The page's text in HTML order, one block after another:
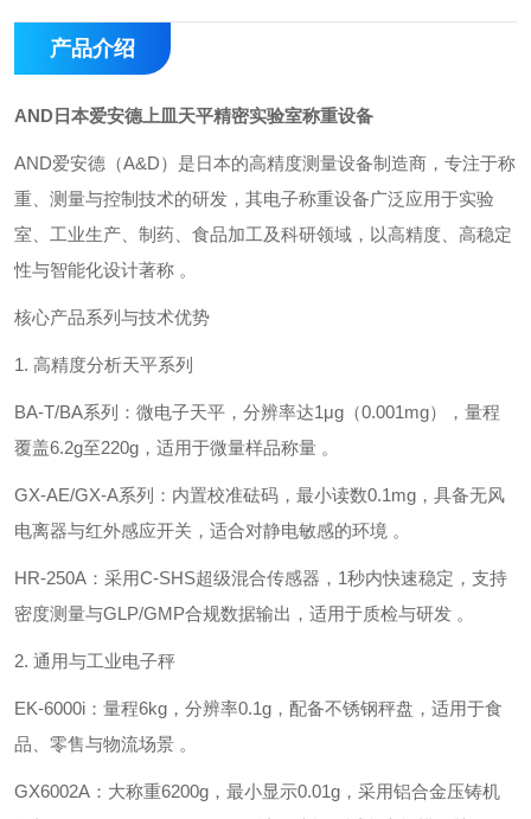
产品介绍
AND日本爱安德上皿天平精密实验室称重设备
AND爱安德‌（A&D）是日本的高精度测量设备制造商，专注于称
重、测量与控制技术的研发，其电子称重设备广泛应用于‌实验
室、工业生产、制药、食品加工及科研领域‌，以高精度、高稳定
性与智能化设计著称 。
核心产品系列与技术优势
1. ‌高精度分析天平系列‌
‌BA-T/BA系列‌：微电子天平，分辨率达‌1μg（0.001mg）‌，量程
覆盖6.2g至220g，适用于微量样品称量 。
‌GX-AE/GX-A系列‌：内置校准砝码，最小读数‌0.1mg‌，具备无风
电离器与红外感应开关，适合对静电敏感的环境 。
‌HR-250A‌：采用‌C-SHS超级混合传感器‌，1秒内快速稳定，支持
密度测量与GLP/GMP合规数据输出，适用于质检与研发 。
2. ‌通用与工业电子秤‌
‌EK-6000i‌：量程‌6kg‌，分辨率‌0.1g‌，配备不锈钢秤盘，适用于食
品、零售与物流场景 。
‌GX6002A‌：大称重‌6200g‌，最小显示‌0.01g‌，采用铝合金压铸机